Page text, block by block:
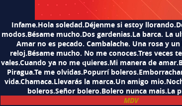
Infame.Hola soledad.Déjenme si estoy
modos.Bésame mucho.Dos gardenias.La barca. La
Amar no es pecado. Cambalache. Una rosa y
reloj.Bésame mucho. No me conoces.Tres veces
vales.Cuando ya no me quieres.Mi manera de
Piragua.Te me olvidas.Popurrí
vida.Chamaca.Llevarás la marca.Un amigo
boleros.Señor bolero.Bolero nunca mais.La
MDV